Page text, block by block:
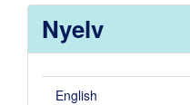
Nyelv
English